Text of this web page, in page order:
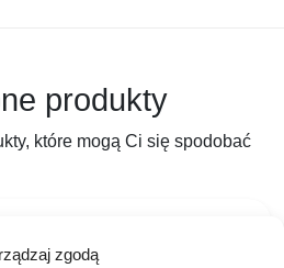
zgodą
produkty
które mogą Ci się spodobać